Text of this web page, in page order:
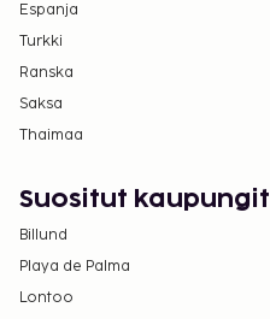
Espanja
Turkki
Ranska
Saksa
Thaimaa
Suositut kaupungit
Billund
Playa de Palma
Lontoo